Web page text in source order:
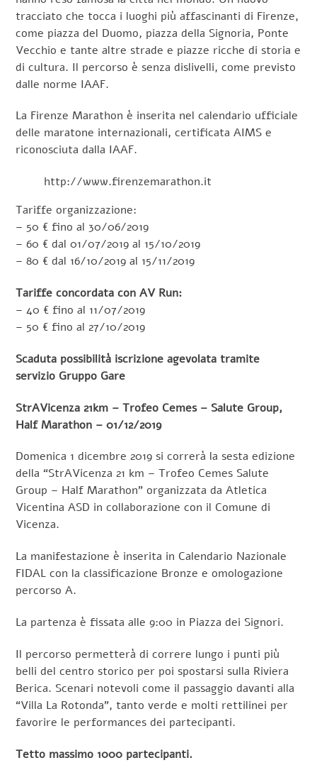
tracciato che tocca i luoghi più affascinanti di Firenze,
come piazza del Duomo, piazza della Signoria, Ponte
Vecchio e tante altre strade e piazze ricche di storia e
di cultura. Il percorso è senza dislivelli, come previsto
dalle norme IAAF.
La Firenze Marathon è inserita nel calendario ufficiale
delle maratone internazionali, certificata AIMS e
riconosciuta dalla IAAF.
http://www.firenzemarathon.it
Tariffe organizzazione:
– 50 € fino al 30/06/2019
– 60 € dal 01/07/2019 al 15/10/2019
– 80 € dal 16/10/2019 al 15/11/2019
Tariffe concordata con AV Run:
– 40 € fino al 11/07/2019
– 50 € fino al 27/10/2019
Scaduta possibilità iscrizione agevolata tramite
servizio Gruppo Gare
StrAVicenza 21km – Trofeo Cemes – Salute Group,
Half Marathon – 01/12/2019
Domenica 1 dicembre 2019 si correrà la sesta edizione
della “StrAVicenza 21 km – Trofeo Cemes Salute
Group – Half Marathon” organizzata da Atletica
Vicentina ASD in collaborazione con il Comune di
Vicenza.
La manifestazione è inserita in Calendario Nazionale
FIDAL con la classificazione Bronze e omologazione
percorso A.
La partenza è fissata alle 9:00 in Piazza dei Signori.
Il percorso permetterà di correre lungo i punti più
belli del centro storico per poi spostarsi sulla Riviera
Berica. Scenari notevoli come il passaggio davanti alla
“Villa La Rotonda”, tanto verde e molti rettilinei per
favorire le performances dei partecipanti.
Tetto massimo 1000 partecipanti.